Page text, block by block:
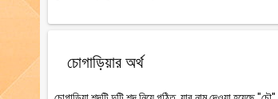
চোগাড়িয়ার অর্থ